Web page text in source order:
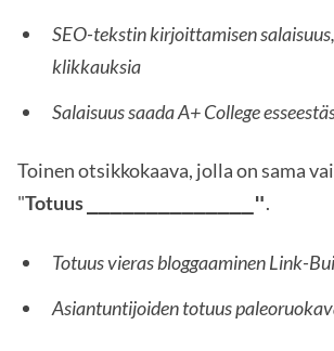
SEO-tekstin kirjoittamisen
klikkauksia
Salaisuus saada A+ College
Toinen otsikkokaava, jolla on sama
"Totuus ______________".
Totuus vieras bloggaaminen Link-
Asiantuntijoiden totuus